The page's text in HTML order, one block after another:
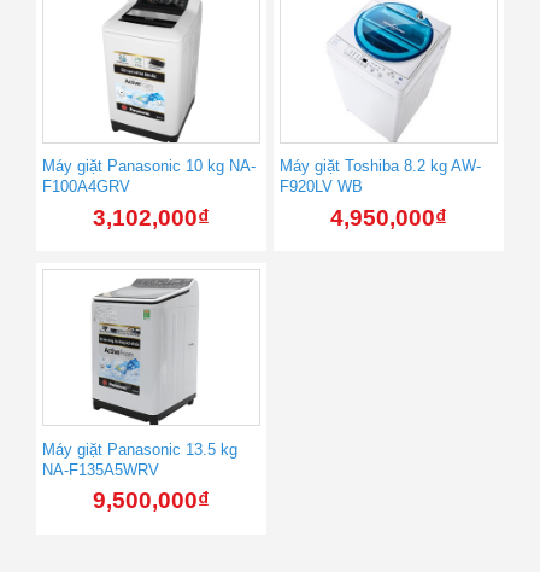
Máy giặt Panasonic 10 kg NA-
F100A4GRV
3,102,000₫
Máy giặt Toshiba 8.2 kg AW-
F920LV WB
4,950,000₫
Máy giặt Panasonic 13.5 kg
NA-F135A5WRV
9,500,000₫